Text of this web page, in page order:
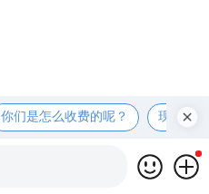
你们是怎么收费的呢？ 现在有